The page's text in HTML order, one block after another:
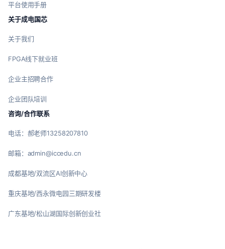
平台使用手册
关于成电国芯
关于我们
FPGA线下就业班
企业主招聘合作
企业团队培训
咨询/合作联系
电话：郝老师13258207810
邮箱：admin@iccedu.cn
成都基地/双流区AI创新中心
重庆基地/西永微电园三期研发楼
广东基地/松山湖国际创新创业社